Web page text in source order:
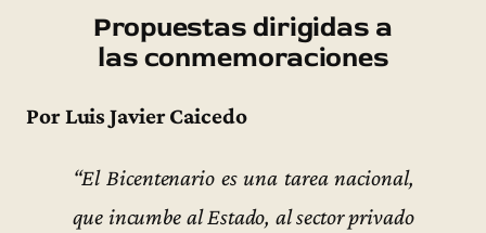
Propuestas dirigidas a
las conmemoraciones
Por Luis Javier Caicedo
“El Bicentenario es una tarea nacional,
que incumbe al Estado, al sector privado